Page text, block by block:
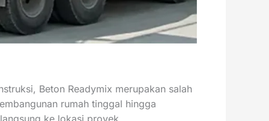
Beton Readymix merupakan salah
rumah tinggal hingga
ke lokasi proyek